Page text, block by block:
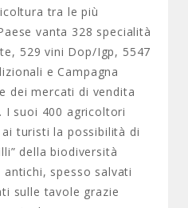
tra le più
vanta 328 specialità
529 vini Dop/Igp, 5547
e Campagna
dei mercati di vendita
I suoi 400 agricoltori
turisti la possibilità di
della biodiversità
spesso salvati
sulle tavole grazie